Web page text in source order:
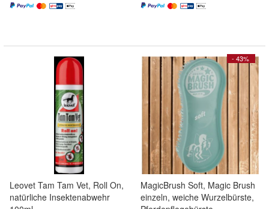
Leovet Tam Tam Vet, Roll On,
natürliche Insektenabwehr
- 43%
MagicBrush Soft, Magic Brush
einzeln, weiche Wurzelbürste,